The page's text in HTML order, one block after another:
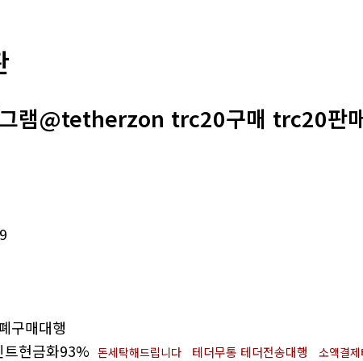
램@tetherzon trc20구매 trc20판
구매대행
트현금화93% 돈세탁해드립니다 테더무통 테더전송대행 소액결